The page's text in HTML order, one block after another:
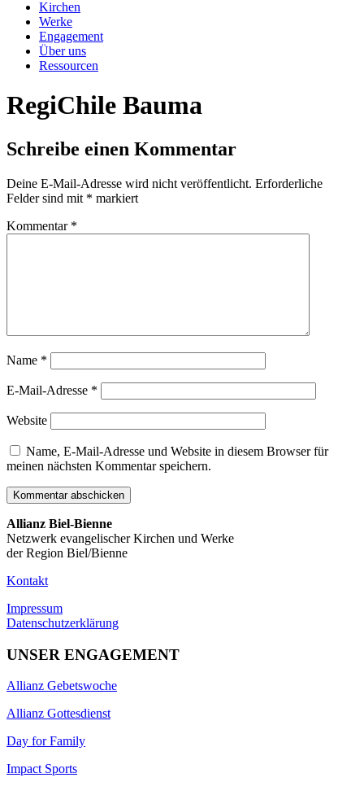
Kirchen
Werke
Engagement
Über uns
Ressourcen
RegiChile Bauma
Schreibe einen Kommentar
Deine E-Mail-Adresse wird nicht veröffentlicht. Erforderliche
Felder sind mit * markiert
Kommentar *
Name *
E-Mail-Adresse *
Website
Name, E-Mail-Adresse und Website in diesem Browser für
meinen nächsten Kommentar speichern.
Allianz Biel-Bienne
Netzwerk evangelischer Kirchen und Werke
der Region Biel/Bienne
Kontakt
Impressum
Datenschutzerklärung
UNSER ENGAGEMENT
Allianz Gebetswoche
Allianz Gottesdienst
Day for Family
Impact Sports